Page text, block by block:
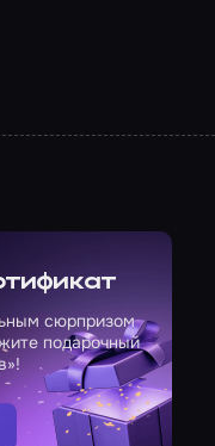
сюрпризом
подарочный